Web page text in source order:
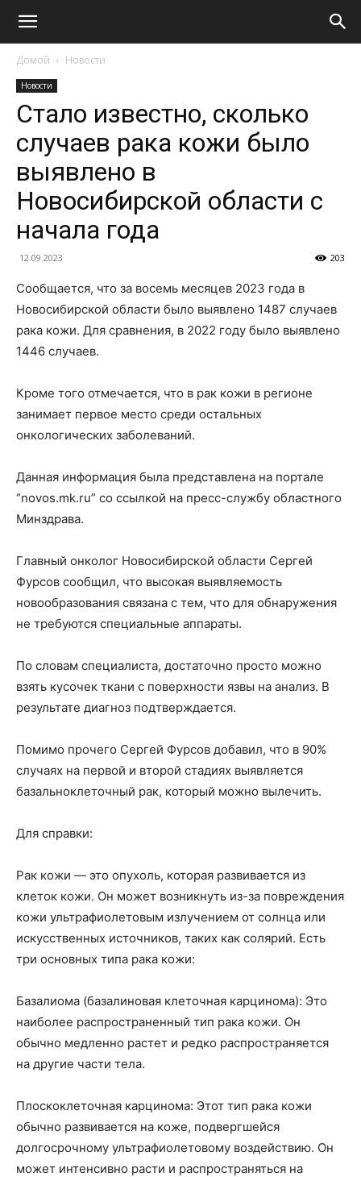
Домой Новости
Новости
Стало известно, сколько
случаев рака кожи было
выявлено в
Новосибирской области с
начала года
12.09.2023 203
Сообщается, что за восемь месяцев 2023 года в
Новосибирской области было выявлено 1487 случаев
рака кожи. Для сравнения, в 2022 году было выявлено
1446 случаев.
Кроме того отмечается, что в рак кожи в регионе
занимает первое место среди остальных
онкологических заболеваний.
Данная информация была представлена на портале
“novos.mk.ru” со ссылкой на пресс-службу областного
Минздрава.
Главный онколог Новосибирской области Сергей
Фурсов сообщил, что высокая выявляемость
новообразования связана с тем, что для обнаружения
не требуются специальные аппараты.
По словам специалиста, достаточно просто можно
взять кусочек ткани с поверхности язвы на анализ. В
результате диагноз подтверждается.
Помимо прочего Сергей Фурсов добавил, что в 90%
случаях на первой и второй стадиях выявляется
базальноклеточный рак, который можно вылечить.
Для справки:
Рак кожи — это опухоль, которая развивается из
клеток кожи. Он может возникнуть из-за повреждения
кожи ультрафиолетовым излучением от солнца или
искусственных источников, таких как солярий. Есть
три основных типа рака кожи:
Базалиома (базалиновая клеточная карцинома): Это
наиболее распространенный тип рака кожи. Он
обычно медленно растет и редко распространяется
на другие части тела.
Плоскоклеточная карцинома: Этот тип рака кожи
обычно развивается на коже, подвергшейся
долгосрочному ультрафиолетовому воздействию. Он
может интенсивно расти и распространяться на